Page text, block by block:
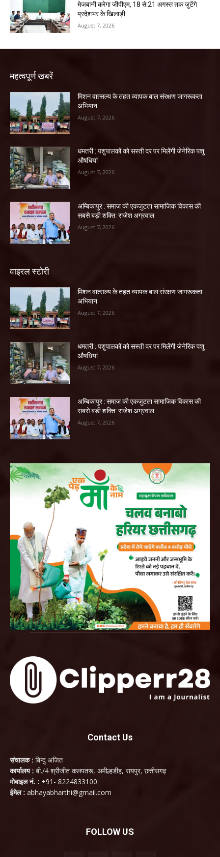
मेजबानी करेगा जीपीएम, 18 से 21 अगस्त तक जुटेंगे
प्रदेशभर के खिलाड़ी
August 7, 2026
महत्वपूर्ण खबरें
मिशन वात्सल्य के तहत व्यापक बाल संरक्षण जागरूकता
अभियान
August 7, 2026
धमतरी : पशुपालकों को सस्ती दर पर मिलेंगी जेनेरिक पशु
औषधियां
August 7, 2026
अम्बिकापुर : समाज की एकजुटता सामाजिक विकास की
सबसे बड़ी शक्ति: राजेश अग्रवाल
August 7, 2026
वाइरल स्टोरी
मिशन वात्सल्य के तहत व्यापक बाल संरक्षण जागरूकता
अभियान
August 7, 2026
धमतरी : पशुपालकों को सस्ती दर पर मिलेंगी जेनेरिक पशु
औषधियां
August 7, 2026
अम्बिकापुर : समाज की एकजुटता सामाजिक विकास की
सबसे बड़ी शक्ति: राजेश अग्रवाल
August 7, 2026
Contact Us
संचालक : बिन्दु अजित
कार्यालय : बी./4 श्रीजीत कलपतरू, अमील्हडीह, रायपुर, छत्तीसगढ़
मोबाइल नं. : +91- 8224833100
ईमेल : abhayabharthi@gmail.com
FOLLOW US